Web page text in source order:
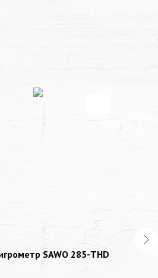
SAWO 285-ТНD